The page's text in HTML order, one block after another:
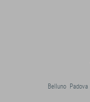
Belluno Padova